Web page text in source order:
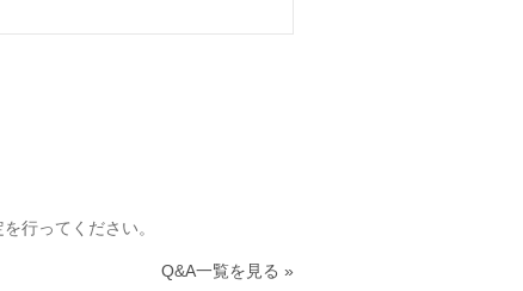
行ってください。
Q&A一覧を見る »